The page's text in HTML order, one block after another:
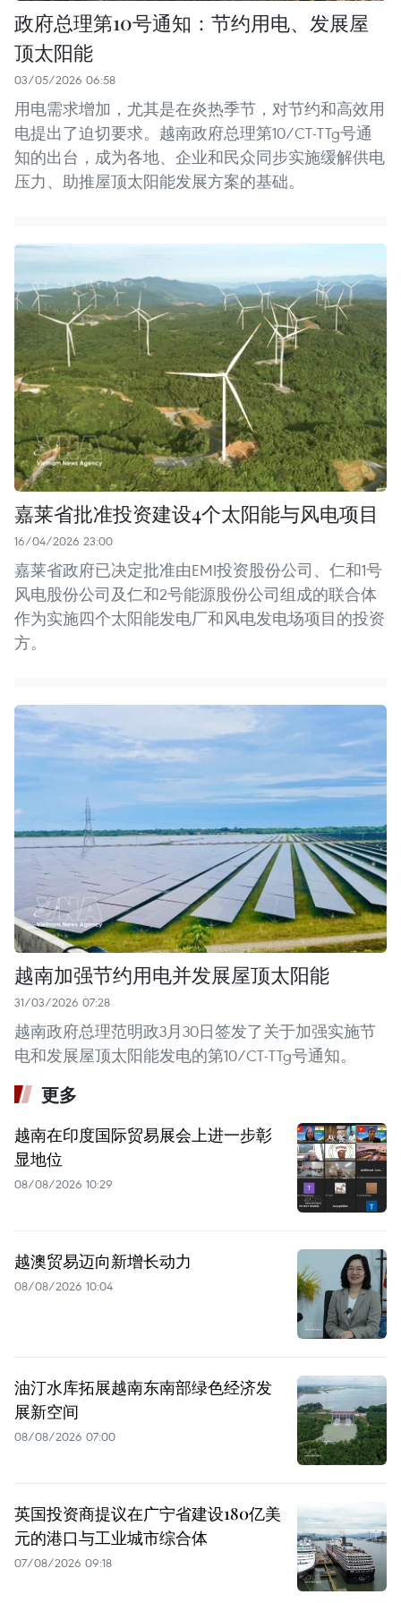
政府总理第10号通知：节约用电、发展屋
顶太阳能
03/05/2026 06:58
用电需求增加，尤其是在炎热季节，对节约和高效用
电提出了迫切要求。越南政府总理第10/CT-TTg号通
知的出台，成为各地、企业和民众同步实施缓解供电
压力、助推屋顶太阳能发展方案的基础。
嘉莱省批准投资建设4个太阳能与风电项目
16/04/2026 23:00
嘉莱省政府已决定批准由EMI投资股份公司、仁和1号
风电股份公司及仁和2号能源股份公司组成的联合体
作为实施四个太阳能发电厂和风电发电场项目的投资
方。
越南加强节约用电并发展屋顶太阳能
31/03/2026 07:28
越南政府总理范明政3月30日签发了关于加强实施节
电和发展屋顶太阳能发电的第10/CT-TTg号通知。
更多
越南在印度国际贸易展会上进一步彰
显地位
08/08/2026 10:29
越澳贸易迈向新增长动力
08/08/2026 10:04
油汀水库拓展越南东南部绿色经济发
展新空间
08/08/2026 07:00
英国投资商提议在广宁省建设180亿美
元的港口与工业城市综合体
07/08/2026 09:18